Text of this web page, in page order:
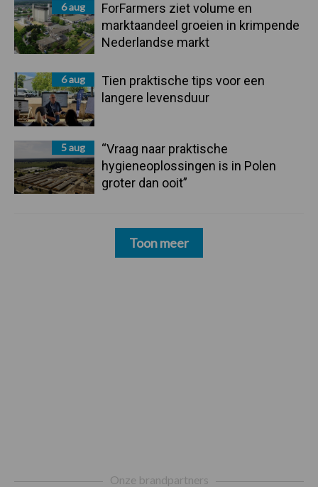
6 aug
ForFarmers ziet volume en
marktaandeel groeien in krimpende
Nederlandse markt
6 aug
Tien praktische tips voor een
langere levensduur
5 aug
“Vraag naar praktische
hygieneoplossingen is in Polen
groter dan ooit”
Toon meer
Onze brandpartners